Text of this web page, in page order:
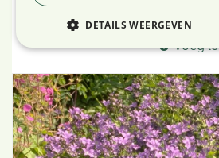
Klokje
Voeg
DETAILS WEERGEVEN